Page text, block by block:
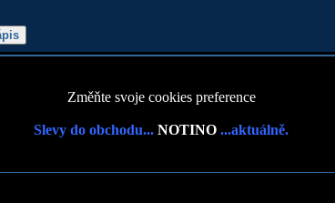
Změňte svoje cookies preference
Slevy do obchodu... NOTINO ...aktuálně.